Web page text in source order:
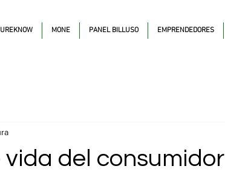
MONE PANEL BILLUSO EMPRENDEDORES
vida del consumidor